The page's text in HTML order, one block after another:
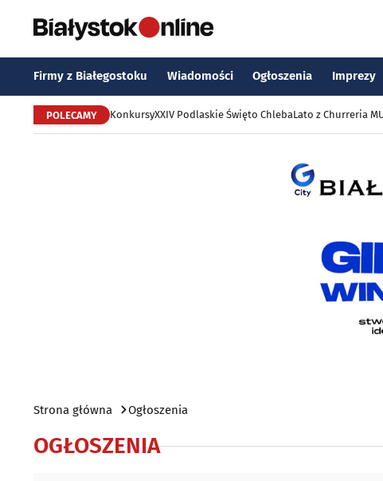
Firmy z Białegostoku Wiadomości Ogłoszenia Imprezy
POLECAMY KonkursyXXIV Podlaskie Święto ChlebaLato z Churreria
Strona główna Ogłoszenia
OGŁOSZENIA